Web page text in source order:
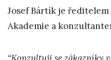
Josef Bártík je
Akademie a